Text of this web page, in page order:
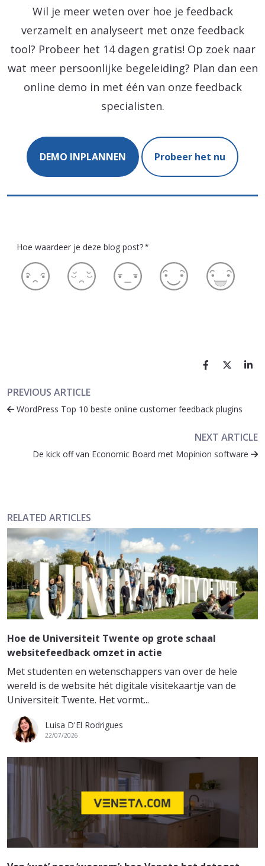
Wil je meer weten over hoe je feedback
verzamelt en analyseert met onze feedback
tool? Probeer het 14 dagen gratis! Op zoek naar
wat meer persoonlijke begeleiding? Plan dan een
online demo in met één van onze feedback
specialisten.
DEMO INPLANNEN Probeer het nu
Hoe waardeer je deze blog post? *
PREVIOUS ARTICLE
WordPress Top 10 beste online customer feedback plugins
NEXT ARTICLE
De kick off van Economic Board met Mopinion software
RELATED ARTICLES
Hoe de Universiteit Twente op grote schaal
websitefeedback omzet in actie
Met studenten en wetenschappers van over de hele
wereld is de website hét digitale visitekaartje van de
Universiteit Twente. Het vormt...
Luisa D'El Rodrigues
22/07/2026